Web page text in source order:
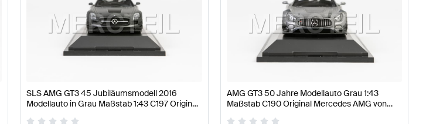
SLS AMG GT3 45 Jubiläumsmodell 2016
Modellauto in Grau Maßstab 1:43 C197 Original
AMG GT3 50 Jahre Modellauto Grau 1:43
Maßstab C190 Original Mercedes AMG von